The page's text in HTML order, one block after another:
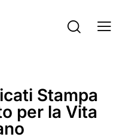
Stampa
per la Vita